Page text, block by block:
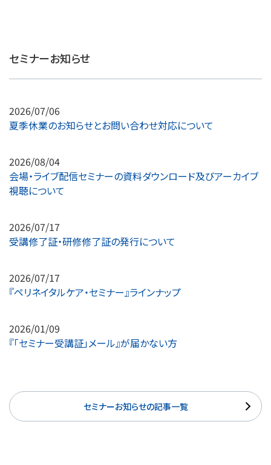
セミナーお知らせ
2026/07/06
夏季休業のお知らせとお問い合わせ対応について
2026/08/04
会場・ライブ配信セミナーの資料ダウンロード及びアーカイブ
視聴について
2026/07/17
受講修了証・研修修了証の発行について
2026/07/17
『ペリネイタルケア・セミナー』ラインナップ
2026/01/09
『「セミナー受講証」メール』が届かない方
セミナーお知らせの記事一覧